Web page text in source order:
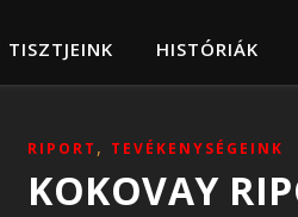
HISTÓRIÁK
RIPORT , TEVÉKENYSÉGEINK
KOKOVAY